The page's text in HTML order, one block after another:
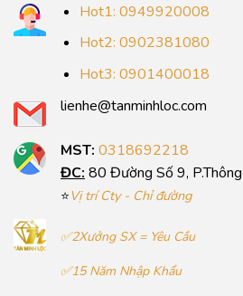
Hot1: 0949920008
Hot2: 0902381080
Hot3: 0901400018
lienhe@tanminhloc.com
MST: 0318692218
ĐC: 80 Đường Số 9,
⭐Vị trí Cty - Chỉ đường
✅2Xưởng SX = Yêu Cầu
✅15 Năm Nhập Khẩu